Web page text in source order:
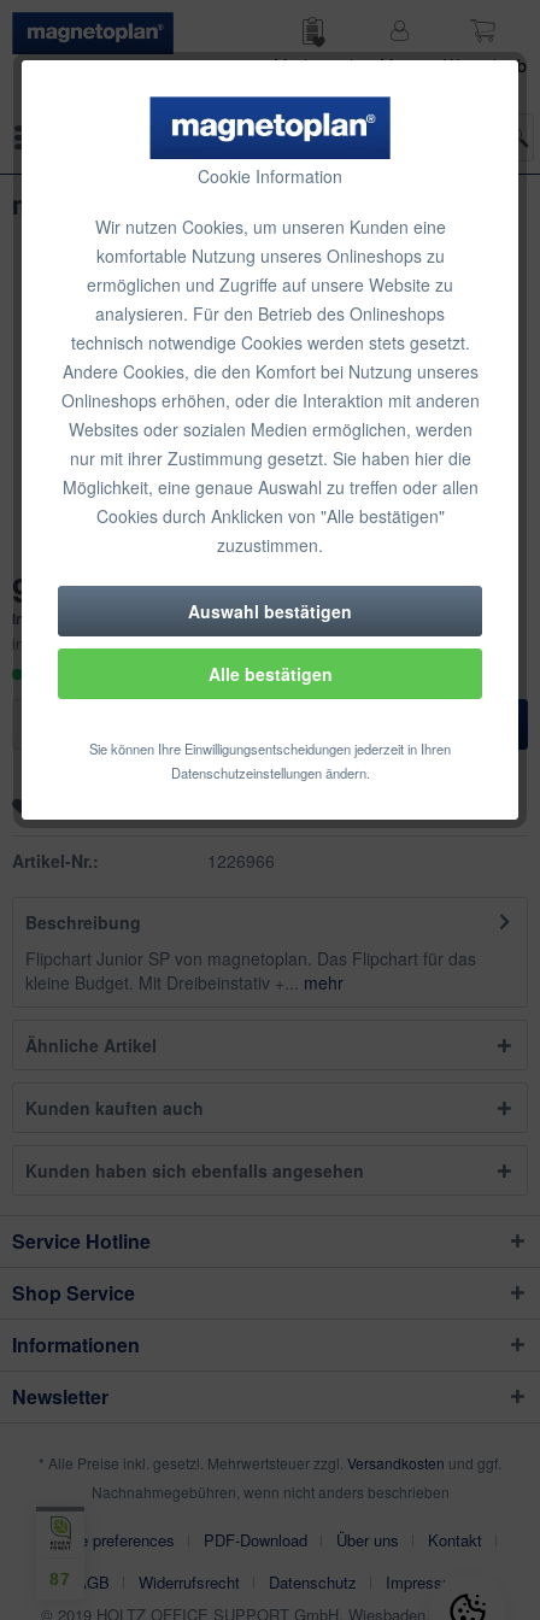
Merk­zettel
Mein
Waren­korb
Cookie Information
Wir nutzen Cookies, um unseren Kunden eine
komfortable Nutzung unseres Onlineshops zu
ermöglichen und Zugriffe auf unsere Website zu
analysieren. Für den Betrieb des Onlineshops
technisch notwendige Cookies werden stets gesetzt.
Andere Cookies, die den Komfort bei Nutzung unseres
Onlineshops erhöhen, oder die Interaktion mit anderen
Websites oder sozialen Medien ermöglichen, werden
nur mit ihrer Zustimmung gesetzt. Sie haben hier die
Möglichkeit, eine genaue Auswahl zu treffen oder allen
Cookies durch Anklicken von "Alle bestätigen"
zuzustimmen.
Technisch erforderlich
Komfortfunktionen
Auswahl bestätigen
Alle bestätigen
Sie können Ihre Einwilligungsentscheidungen jederzeit in Ihren
Datenschutzeinstellungen ändern.
magnetoplan Flipchart Junior SP
94,01 € *
Inhalt:
inkl. MwSt.zzgl. Versandkosten
Sofort versandfertig, Lieferzeit ca. 1-3 Werktage
Artikel-Nr.: 1226966
Beschreibung
Flipchart Junior SP von magnetoplan. Das Flipchart für das
kleine Budget. Mit Dreibeinstativ +... mehr
Ähnliche Artikel
Kunden kauften auch
Kunden haben sich ebenfalls angesehen
Service Hotline
Shop Service
Informationen
Newsletter
* Alle Preise inkl. gesetzl. Mehrwertsteuer zzgl. Versandkosten und ggf.
Nachnahmegebühren, wenn nicht anders beschrieben
Cookie preferences PDF-Download Über uns
Kontakt
AGB
Widerrufsrecht Datenschutz
Impressum
© 2019 HOLTZ OFFICE SUPPORT GmbH, Wiesbaden, Germany
87